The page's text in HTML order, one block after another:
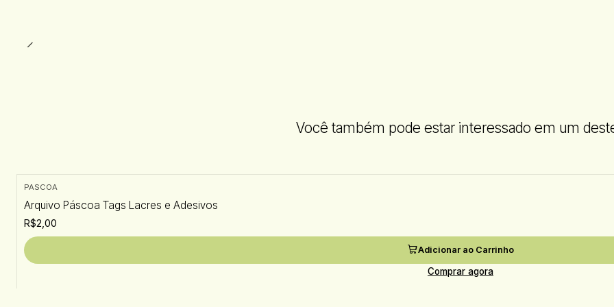
Você também pode estar interessado em um
PASCOA
Arquivo Páscoa Tags Lacres e Adesivos
R$2,00
Adicionar ao Carrinho
Comprar agora